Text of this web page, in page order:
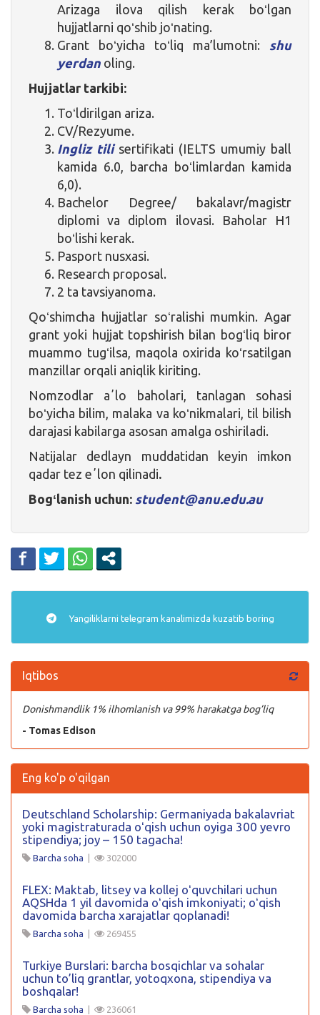
Arizaga ilova qilish kerak boʻlgan
hujjatlarni qoʻshib joʻnating.
Grant boʻyicha toʻliq ma’lumotni:
shu
yerdan oling.
Hujjatlar tarkibi:
Toʻldirilgan ariza.
CV/Rezyume.
Ingliz tilisertifikati (IELTS umumiy ball
kamida 6.0, barcha boʻlimlardan kamida
6,0).
Bachelor Degree/ bakalavr/magistr
diplomi va diplom ilovasi. Baholar H1
boʻlishi kerak.
Pasport nusxasi.
Research proposal.
2 ta tavsiyanoma.
Qoʻshimcha hujjatlar soʻralishi mumkin. Agar
grant yoki hujjat topshirish bilan bogʻliq biror
muammo tugʻilsa, maqola oxirida koʻrsatilgan
manzillar orqali aniqlik kiriting.
Nomzodlar aʼlo baholari, tanlagan sohasi
boʻyicha bilim, malaka va koʻnikmalari, til bilish
darajasi kabilarga asosan amalga oshiriladi.
Natijalar dedlayn muddatidan keyin imkon
qadar tez eʼlon qilinadi.
Bogʻlanish uchun: student@anu.edu.au
Yangiliklarni telegram kanalimizda kuzatib boring
Iqtibos
Donishmandlik 1% ilhomlanish va 99% harakatga bog’liq
- Tomas Edison
Eng ko'p o'qilgan
Deutschland Scholarship: Germaniyada bakalavriat
yoki magistraturada oʻqish uchun oyiga 300 yevro
stipendiya; joy – 150 tagacha!
Barcha soha | 302000
FLEX: Maktab, litsey va kollej oʻquvchilari uchun
AQSHda 1 yil davomida oʻqish imkoniyati; oʻqish
davomida barcha xarajatlar qoplanadi!
Barcha soha | 269455
Turkiye Burslari: barcha bosqichlar va sohalar
uchun to’liq grantlar, yotoqxona, stipendiya va
boshqalar!
Barcha soha | 236061